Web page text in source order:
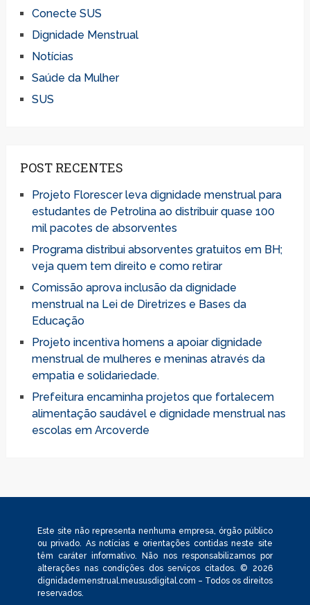
Conecte SUS
Dignidade Menstrual
Notícias
Saúde da Mulher
SUS
POST RECENTES
Projeto Florescer leva dignidade menstrual para
estudantes de Petrolina ao distribuir quase 100
mil pacotes de absorventes
Programa distribui absorventes gratuitos em BH;
veja quem tem direito e como retirar
Comissão aprova inclusão da dignidade
menstrual na Lei de Diretrizes e Bases da
Educação
Projeto incentiva homens a apoiar dignidade
menstrual de mulheres e meninas através da
empatia e solidariedade.
Prefeitura encaminha projetos que fortalecem
alimentação saudável e dignidade menstrual nas
escolas em Arcoverde
Este site não representa nenhuma empresa, órgão público
ou privado. As notícias e orientações contidas neste site
têm caráter informativo. Não nos responsabilizamos por
alterações nas condições dos serviços citados. © 2026
dignidademenstrual.meususdigital.com – Todos os direitos
reservados.